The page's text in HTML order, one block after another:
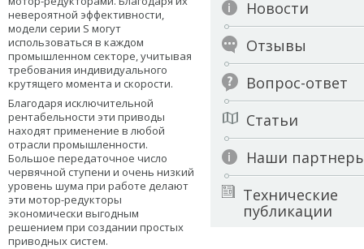
невероятной эффективности,
модели серии S могут
использоваться в каждом
промышленном секторе, учитывая
требования индивидуального
крутящего момента и скорости.
Благодаря исключительной
рентабельности эти приводы
находят применение в любой
отрасли промышленности.
Большое передаточное число
червячной ступени и очень низкий
уровень шума при работе делают
эти мотор-редукторы
экономически выгодным
решением при создании простых
приводных систем.
Новости
Отзывы
Вопрос-ответ
Статьи
Наши
Технические
публикации